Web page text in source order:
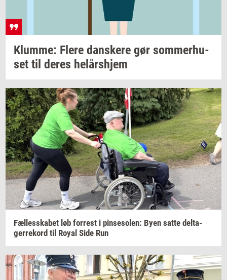
Klum­me: Flere dan­ske­re gør som­mer­hu­
set til deres helårs­hjem
Fæl­les­ska­bet løb for­re­st i pin­se­so­len: Byen satte del­ta­
ger­re­kord til Royal Side Run